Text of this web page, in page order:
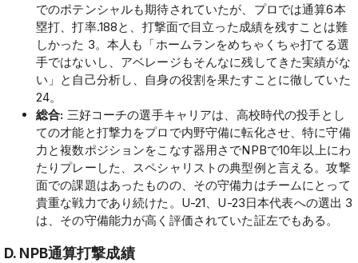
でのポテンシャルも期待されていたが、プロでは通算6本
塁打、打率.188と、打撃面で目立った成績を残すことは難
しかった 3。本人も「ホームランをめちゃくちゃ打てる選
手ではないし、アベレージもそんなに残してきた実績がな
い」と自己分析し、自身の役割を果たすことに徹していた
24。
総合: 三好コーチの選手キャリアは、高校時代の投手とし
ての才能と打撃力をプロで内野守備に転化させ、特に守備
力と複数ポジションをこなす器用さでNPBで10年以上にわ
たりプレーした、スペシャリストの典型例と言える。攻撃
面での課題はあったものの、その守備力はチームにとって
貴重な戦力であり続けた。U-21、U-23日本代表への選出 3
は、その守備能力が高く評価されていた証左でもある。
D. NPB通算打撃成績